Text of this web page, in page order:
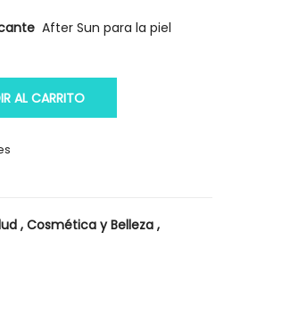
After Sun para la piel
AL CARRITO
, Cosmética y Belleza ,
Lipoacid Rueber